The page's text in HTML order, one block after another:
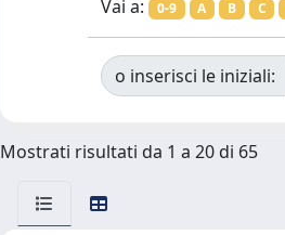
Vai a: 0-9 A B C
o inserisci le iniziali:
Mostrati risultati da 1 a 20 di 65